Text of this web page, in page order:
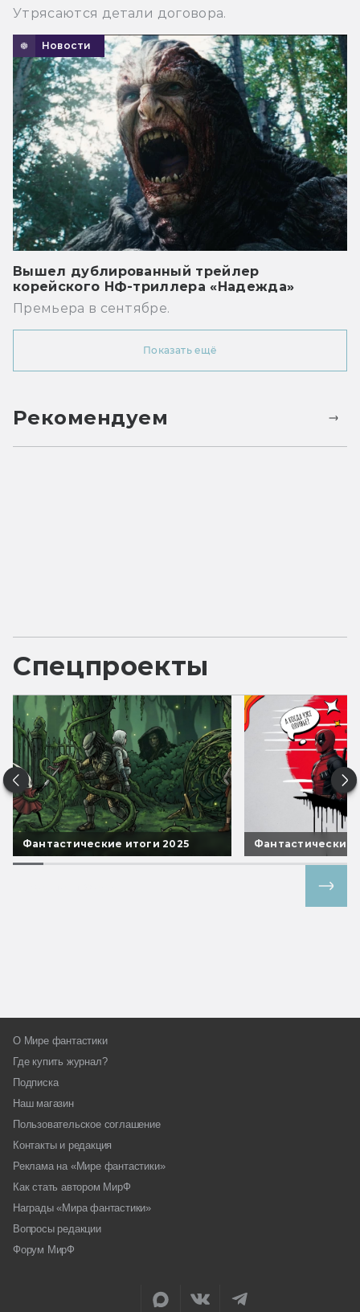
Утрясаются детали договора.
Новости
Вышел дублированный трейлер
корейского НФ-триллера «Надежда»
Премьера в сентябре.
Показать ещё
Рекомендуем
Спецпроекты
Фантастические итоги 2025 Фантастические
О Мире фантастики
Где купить журнал?
Подписка
Наш магазин
Пользовательское соглашение
Контакты и редакция
Реклама на «Мире фантастики»
Как стать автором МирФ
Награды «Мира фантастики»
Вопросы редакции
Форум МирФ